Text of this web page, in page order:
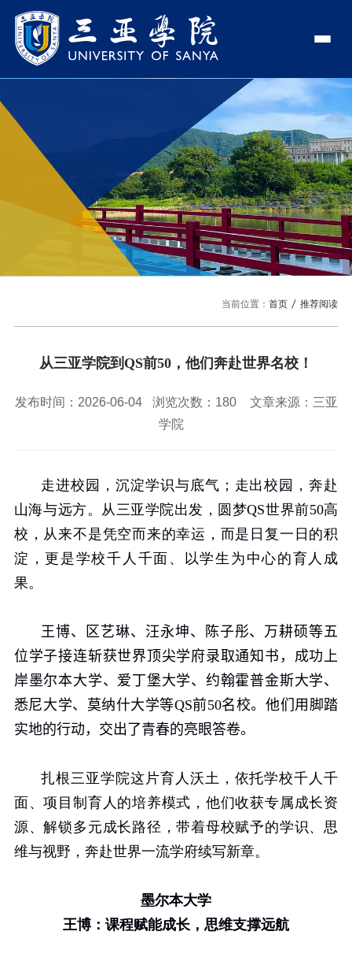
学校领导
理事长
党委书记、政府督导专员
学校简介
走近理事长
学校机构
校园风景
学院与部门
社会治理学院
艺术创意与数字设计学院
文学院
旅游与大健康学院
信息与智能工程学院
新闻中心
传媒视点
USY媒体
USY印象
招生信息
就业服务
图书馆
教务管理系统 办公OA系统
人才招聘
校内登录
信息公开
校长信箱
English
当前位置： 首页 推荐阅读
从三亚学院到QS前50，他们奔赴世界名校！
发布时间：2026-06-04 浏览次数： 180
文章来源：三亚
学院
走进校园，沉淀学识与底气；走出校园，奔赴
山海与远方。从三亚学院出发，圆梦QS世界前50高
校，从来不是凭空而来的幸运，而是日复一日的积
淀，更是学校千人千面、以学生为中心的育人成
果。
王博、区艺琳、汪永坤、陈子彤、万耕硕等五
位学子接连斩获世界顶尖学府录取通知书，成功上
岸墨尔本大学、爱丁堡大学、约翰霍普金斯大学、
悉尼大学、莫纳什大学等QS前50名校。他们用脚踏
实地的行动，交出了青春的亮眼答卷。
扎根三亚学院这片育人沃土，依托学校千人千
面、项目制育人的培养模式，他们收获专属成长资
源、解锁多元成长路径，带着母校赋予的学识、思
维与视野，奔赴世界一流学府续写新章。
墨尔本大学
王博：课程赋能成长，思维支撑远航